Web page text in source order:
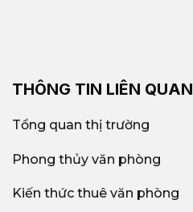
THÔNG TIN LIÊN QUAN
Tổng quan thị trường
Phong thủy văn phòng
Kiến thức thuê văn phòng